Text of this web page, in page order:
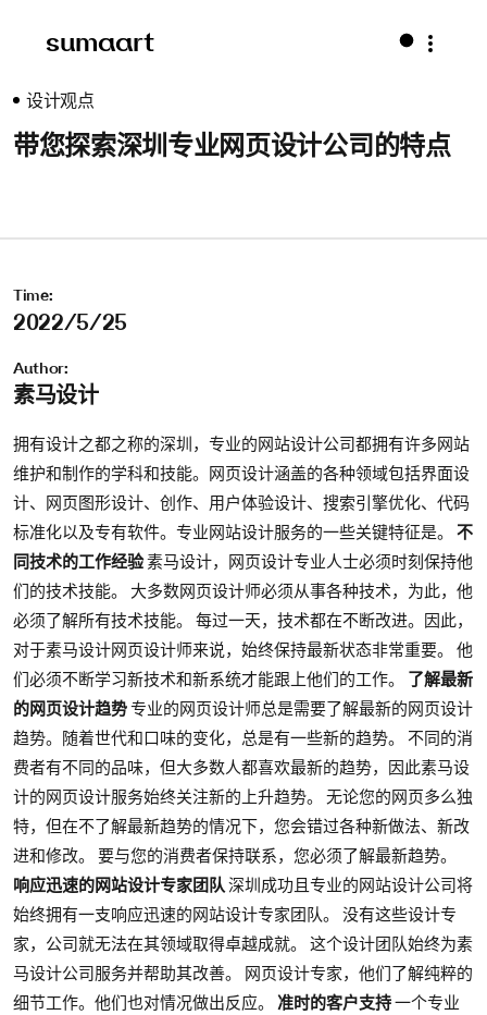
sumaart
设计观点
带您探索深圳专业网页设计公司的特点
Time:
2022/5/25
Author:
素马设计
拥有设计之都之称的深圳，专业的网站设计公司都拥有许多网站
维护和制作的学科和技能。网页设计涵盖的各种领域包括界面设
计、网页图形设计、创作、用户体验设计、搜索引擎优化、代码
标准化以及专有软件。专业网站设计服务的一些关键特征是。 不
同技术的工作经验素马设计，网页设计专业人士必须时刻保持他
们的技术技能。 大多数网页设计师必须从事各种技术，为此，他
必须了解所有技术技能。 每过一天，技术都在不断改进。因此，
对于素马设计网页设计师来说，始终保持最新状态非常重要。 他
们必须不断学习新技术和新系统才能跟上他们的工作。 了解最新
的网页设计趋势专业的网页设计师总是需要了解最新的网页设计
趋势。随着世代和口味的变化，总是有一些新的趋势。 不同的消
费者有不同的品味，但大多数人都喜欢最新的趋势，因此素马设
计的网页设计服务始终关注新的上升趋势。 无论您的网页多么独
特，但在不了解最新趋势的情况下，您会错过各种新做法、新改
进和修改。 要与您的消费者保持联系，您必须了解最新趋势。
响应迅速的网站设计专家团队深圳成功且专业的网站设计公司将
始终拥有一支响应迅速的网站设计专家团队。 没有这些设计专
家，公司就无法在其领域取得卓越成就。 这个设计团队始终为素
马设计公司服务并帮助其改善。 网页设计专家，他们了解纯粹的
细节工作。他们也对情况做出反应。 准时的客户支持一个专业